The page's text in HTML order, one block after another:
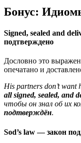
Бонус:
Signed, sealed and
подтверждено
Дословно это
опечатано и
His partners don’t
all signed, sealed, and
чтобы он знал об их
подтверждён.
Sod’s law — закон